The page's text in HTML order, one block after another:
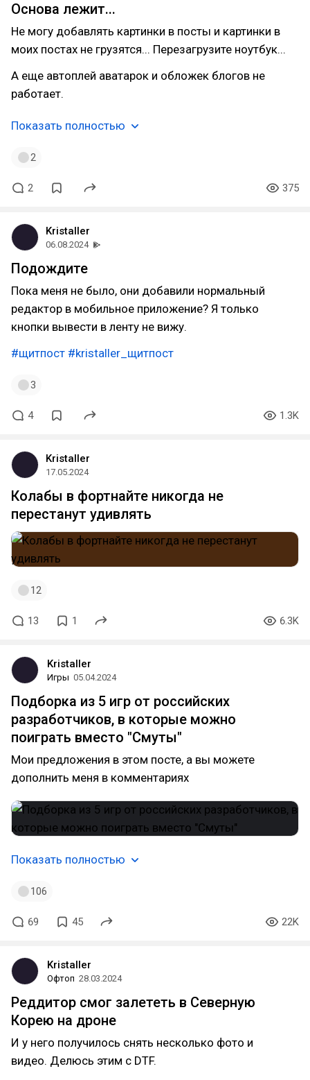
Основа лежит...
Не могу добавлять картинки в посты и картинки в
моих постах не грузятся... Перезагрузите ноутбук...
А еще автоплей аватарок и обложек блогов не
работает.
Показать полностью
2
2 375
Kristaller
06.08.2024
Подождите
Пока меня не было, они добавили нормальный
редактор в мобильное приложение? Я только
кнопки вывести в ленту не вижу.
#щитпост #kristaller_щитпост
3
4 1.3K
Kristaller
17.05.2024
Колабы в фортнайте никогда не
перестанут удивлять
12
13 1 6.3K
Kristaller
Игры 05.04.2024
Подборка из 5 игр от российских
разработчиков, в которые можно
поиграть вместо "Смуты"
Мои предложения в этом посте, а вы можете
дополнить меня в комментариях
Показать полностью
106
69 45 22K
Kristaller
Офтоп 28.03.2024
Реддитор смог залететь в Северную
Корею на дроне
И у него получилось снять несколько фото и
видео. Делюсь этим с DTF.